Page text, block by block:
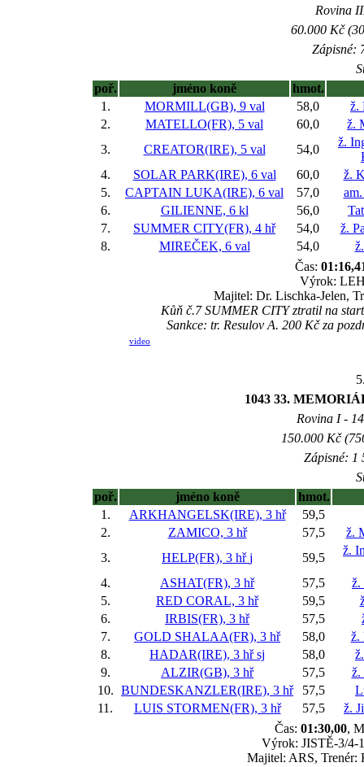
Rovina
60.000 Kč
Zápisné:
poř.
jméno koně
hmot.
1.
MORMILL(GB), 9 val 58,0
ž.
2.
MATELLO(FR), 5 val 60,0
ž.
3.
CREATOR(IRE), 5 val 54,0
ž.
4.
SOLAR PARK(IRE), 6 val 60,0
ž.
5.
CAPTAIN LUKA(IRE), 6 val 57,0
6.
GILIENNE, 6 kl 56,0
7.
SUMMER CITY(FR), 4 hř 54,0
ž.
8.
MIREČEK, 6 val 54,0
Čas:
Výrok:
Majitel: Dr. Lischka-Jelen,
Kůň č.7 SUMMER CITY ztratil na
Sankce: tr. Resulov A. 200 Kč za
video
1043 33.
Rovina I -
150.000 Kč
Zápisné: 1
poř.
jméno koně
hmot.
1.
ARKHANGELSK(IRE), 3 hř
59,5
2.
ZAMICO, 3 hř 57,5
ž.
3.
HELP(FR), 3 hřj 59,5
ž.
4. ASHAT(FR), 3 hř 57,5
ž.
5.
RED CORAL, 3 hř 59,5
6.
IRBIS(FR), 3 hř 57,5
7.
GOLD SHALAA(FR), 3 hř 58,0
ž.
8.
HADAR(IRE), 3 hřsj 58,0
9.
ALZIR(GB), 3 hř 57,5
ž.
10. BUNDESKANZLER(IRE), 3 hř 57,5
11.
LUIS STORMEN(FR), 3 hř 57,5
ž.
Čas: 01:30,00,
Výrok: JISTĚ-3/4-
Majitel: ARS, Trenér: